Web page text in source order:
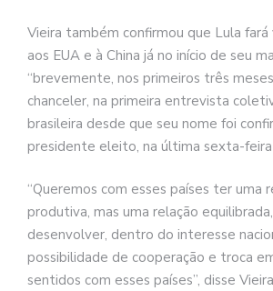
Vieira também confirmou que Lula fará
aos EUA e à China já no início de seu
“brevemente, nos primeiros três
chanceler, na primeira entrevista
brasileira desde que seu nome foi
presidente eleito, na última sexta-feira
“Queremos com esses países ter uma
produtiva, mas uma relação
desenvolver, dentro do interesse
possibilidade de cooperação e troca
sentidos com esses países”, disse